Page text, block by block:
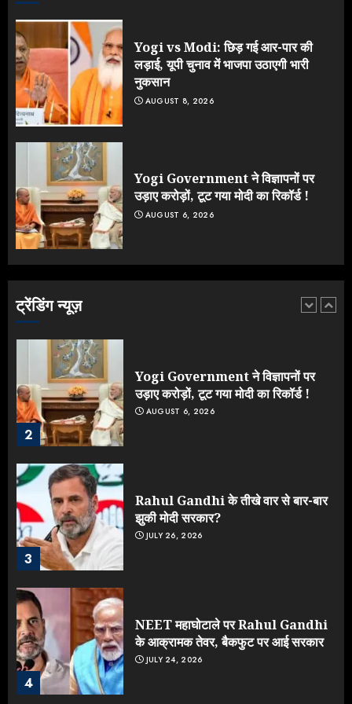
Yogi vs Modi: छिड़ गई आर-पार की
लड़ाई, यूपी चुनाव में भाजपा उठाएगी भारी
नुकसान
AUGUST 8, 2026
Yogi Government ने विज्ञापनों पर
उड़ाए करोड़ों, टूट गया मोदी का रिकॉर्ड !
AUGUST 6, 2026
ट्रेंडिंग न्यूज़
4
5
JULY 23, 2026
1
लड़ाई, यूपी चुनाव में भाजपा उठाएगी भारी
नुकसान
2
Yogi Government ने विज्ञापनों पर
उड़ाए करोड़ों, टूट गया मोदी का रिकॉर्ड !
AUGUST 6, 2026
3
Rahul Gandhi के तीखे वार से बार-बार
झुकी मोदी सरकार?
JULY 26, 2026
4
NEET महाघोटाले पर Rahul Gandhi
के आक्रामक तेवर, बैकफुट पर आई सरकार
JULY 24, 2026